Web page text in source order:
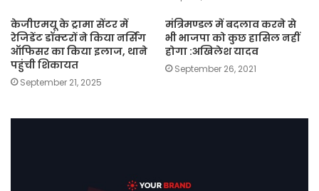
केजीएमयू के ट्रामा सेंटर में
रेजिडेंट डॉक्टरों ने किया नर्सिंग
ऑफिसर का किया इलाज, थाने
पहुंची शिकायत
September 21, 2025
मंत्रिमण्डल में बदलाव करने से
भी भाजपा को कुछ हासिल नहीं
होगा :अखिलेश यादव
September 26, 2021